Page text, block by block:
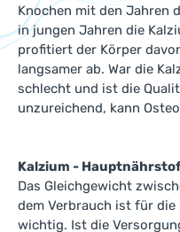
Knochen mit den Jahren
in jungen Jahren die
profitiert der Körper
langsamer ab. War die
schlecht und ist die
unzureichend, kann
Kalzium -
Das Gleichgewicht
dem Verbrauch ist für
wichtig. Ist die